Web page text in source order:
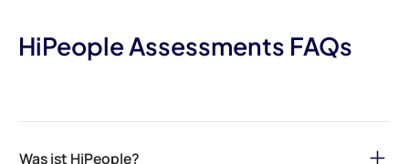
HiPeople Assessments FAQs
Was ist HiPeople?